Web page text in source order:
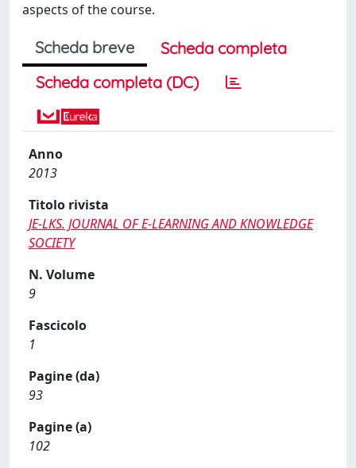
aspects of the course.
Scheda breve
Scheda completa
Scheda completa (DC)
Anno
2013
Titolo rivista
JE-LKS. JOURNAL OF E-LEARNING AND KNOWLEDGE
SOCIETY
N. Volume
9
Fascicolo
1
Pagine (da)
93
Pagine (a)
102